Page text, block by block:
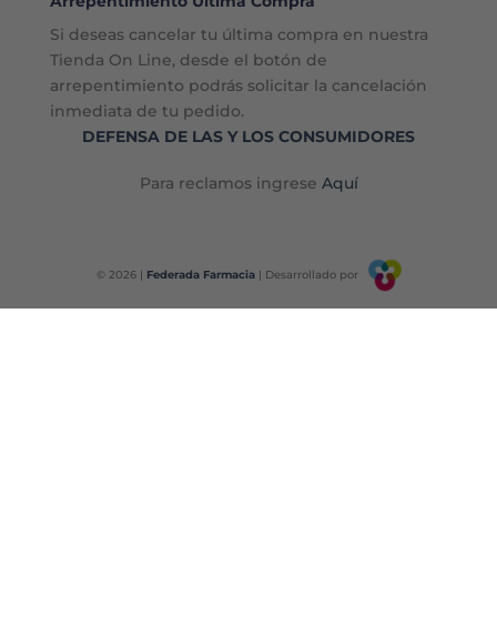
Si deseas cancelar tu última compra en nuestra
Tienda On Line, desde el botón de
arrepentimiento podrás solicitar la cancelación
inmediata de tu pedido.
DEFENSA DE LAS Y LOS CONSUMIDORES
Para reclamos ingrese Aquí
© 2026 | Federada Farmacia| Desarrollado por